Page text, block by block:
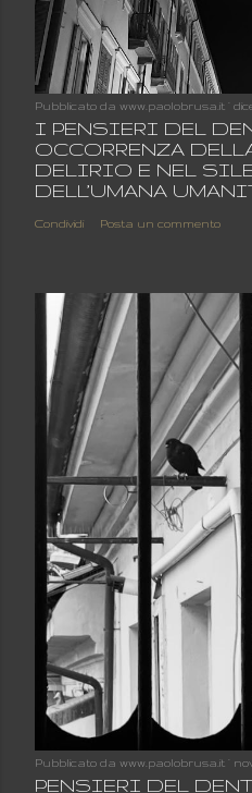
Pubblicato da www.paolobrusa.it
I PENSIERI DEL
OCCORRENZA
DELIRIO E NEL
DELL’UMANA
Condividi Posta un commento
Pubblicato da www.paolobrusa.it
PENSIERI DEL